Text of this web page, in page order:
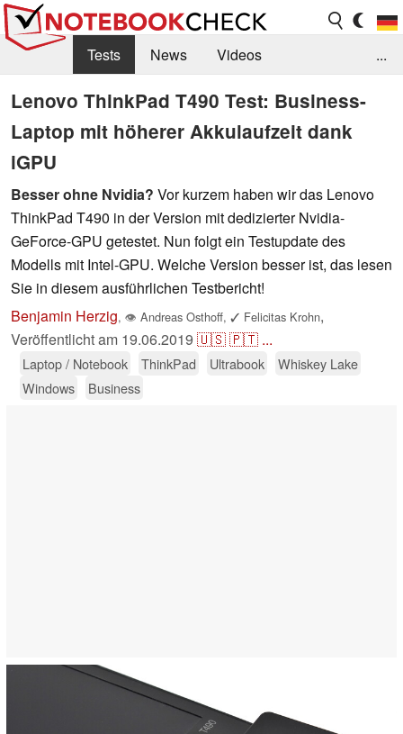
Tests News
Videos
Benchmarks & Tech
Externe Tests
Kaufberatung
Deals Suche
Jobs
Forum
...
Lenovo ThinkPad T490 Test: Business-
Laptop mit höherer Akkulaufzeit dank
iGPU
Besser ohne Nvidia? Vor kurzem haben wir das Lenovo
ThinkPad T490 in der Version mit dedizierter Nvidia-
GeForce-GPU getestet. Nun folgt ein Testupdate des
Modells mit Intel-GPU. Welche Version besser ist, das lesen
Sie in diesem ausführlichen Testbericht!
Benjamin Herzig, 👁 Andreas Osthoff, ✓ Felicitas Krohn,
Veröffentlicht am 19.06.2019 🇺🇸🇵🇹 ...
Laptop / Notebook ThinkPad Ultrabook
Whiskey Lake
Windows
Business